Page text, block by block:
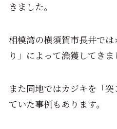
きました。
相模湾の横須賀市長井で
り」によって漁獲してきま
また同地ではカジキを「
ていた事例もあります。